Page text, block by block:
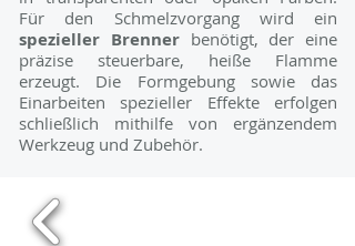
Für den Schmelzvorgang wird ein
spezieller Brennerbenötigt, der eine
präzise steuerbare, heiße Flamme
erzeugt. Die Formgebung sowie das
Einarbeiten spezieller Effekte erfolgen
schließlich mithilfe von ergänzendem
Werkzeug und Zubehör.